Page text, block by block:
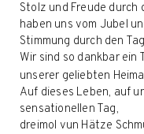
Stolz und Freude durch
haben uns vom Jubel
Stimmung durch den
Wir sind so dankbar ein
unserer geliebten
Auf dieses Leben, auf
sensationellen Tag,
dreimol vun Hätze